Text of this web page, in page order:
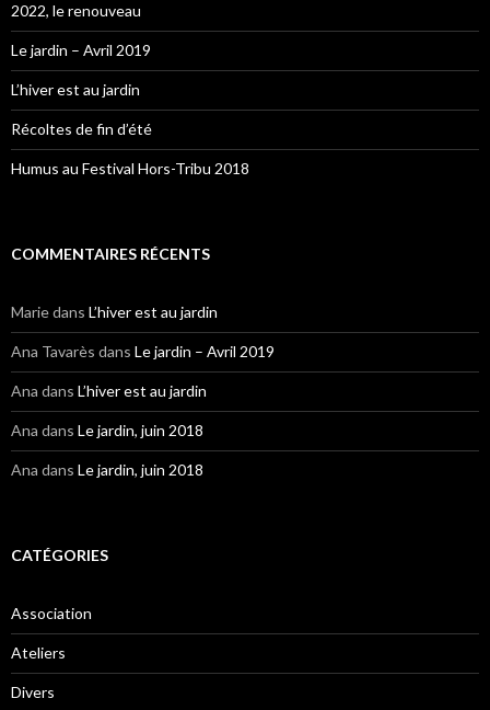
2022, le renouveau
Le jardin – Avril 2019
L’hiver est au jardin
Récoltes de fin d’été
Humus au Festival Hors-Tribu 2018
COMMENTAIRES RÉCENTS
Mariedans L’hiver est au jardin
Ana Tavarès dans Le jardin – Avril 2019
Ana dans L’hiver est au jardin
Ana dans Le jardin, juin 2018
Ana dans Le jardin, juin 2018
CATÉGORIES
Association
Ateliers
Divers